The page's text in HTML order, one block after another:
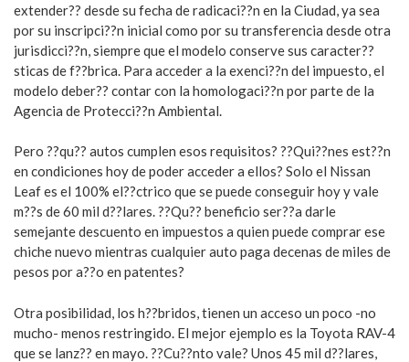
extender?? desde su fecha de radicaci??n en la Ciudad, ya sea
por su inscripci??n inicial como por su transferencia desde otra
jurisdicci??n, siempre que el modelo conserve sus caracter??
sticas de f??brica. Para acceder a la exenci??n del impuesto, el
modelo deber?? contar con la homologaci??n por parte de la
Agencia de Protecci??n Ambiental.
Pero ??qu?? autos cumplen esos requisitos? ??Qui??nes est??n
en condiciones hoy de poder acceder a ellos? Solo el Nissan
Leaf es el 100% el??ctrico que se puede conseguir hoy y vale
m??s de 60 mil d??lares. ??Qu?? beneficio ser??a darle
semejante descuento en impuestos a quien puede comprar ese
chiche nuevo mientras cualquier auto paga decenas de miles de
pesos por a??o en patentes?
Otra posibilidad, los h??bridos, tienen un acceso un poco -no
mucho- menos restringido. El mejor ejemplo es la Toyota RAV-4
que se lanz?? en mayo. ??Cu??nto vale? Unos 45 mil d??lares,